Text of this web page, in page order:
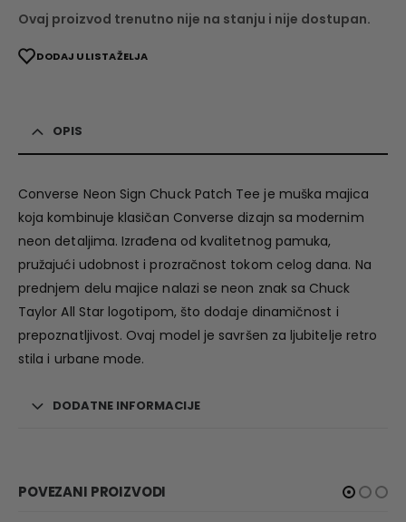
Ovaj proizvod trenutno nije na stanju i nije dostupan.
DODAJ U LISTA ŽELJA
OPIS
Converse Neon Sign Chuck Patch Tee je muška majica
koja kombinuje klasičan Converse dizajn sa modernim
neon detaljima. Izrađena od kvalitetnog pamuka,
pružajući udobnost i prozračnost tokom celog dana. Na
prednjem delu majice nalazi se neon znak sa Chuck
Taylor All Star logotipom, što dodaje dinamičnost i
prepoznatljivost. Ovaj model je savršen za ljubitelje retro
stila i urbane mode.
DODATNE INFORMACIJE
POVEZANI PROIZVODI